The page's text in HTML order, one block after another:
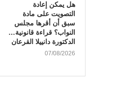
هل يمكن إعادة
التصويت على مادة
سبق أن أقرها مجلس
النواب؟ قراءة قانونية…
الدكتورة دانييلا القرعان
07/08/2026